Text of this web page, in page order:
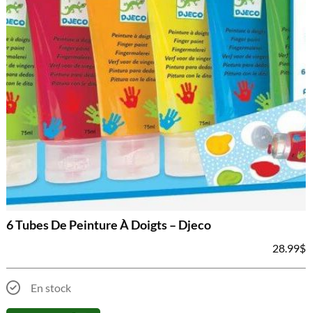
6 Tubes De Peinture À Doigts – Djeco
28.99$
En stock